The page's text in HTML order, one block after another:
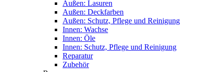
Außen: Lasuren
Außen: Deckfarben
Außen: Schutz, Pflege und Reinigung
Innen: Wachse
Innen: Öle
Innen: Schutz, Pflege und Reinigung
Reparatur
Zubehör